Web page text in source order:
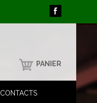
PANIER
CONTACTS